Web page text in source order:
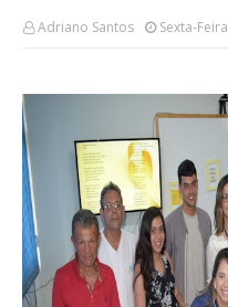
Adriano Santos Sexta-